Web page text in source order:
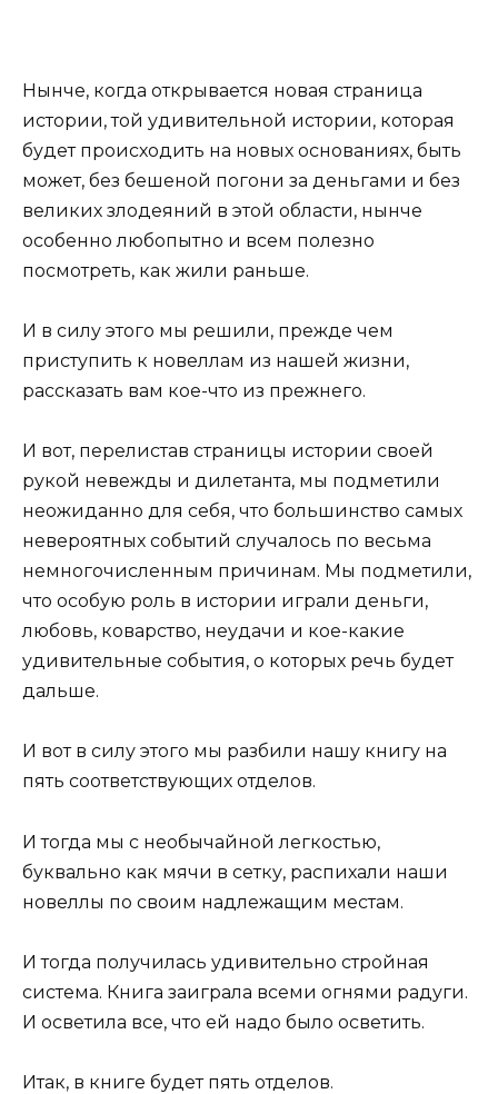
Нынче, когда открывается новая страница
истории, той удивительной истории, которая
будет происходить на новых основаниях, быть
может, без бешеной погони за деньгами и без
великих злодеяний в этой области, нынче
особенно любопытно и всем полезно
посмотреть, как жили раньше.
И в силу этого мы решили, прежде чем
приступить к новеллам из нашей жизни,
рассказать вам кое-что из прежнего.
И вот, перелистав страницы истории своей
рукой невежды и дилетанта, мы подметили
неожиданно для себя, что большинство самых
невероятных событий случалось по весьма
немногочисленным причинам. Мы подметили,
что особую роль в истории играли деньги,
любовь, коварство, неудачи и кое-какие
удивительные события, о которых речь будет
дальше.
И вот в силу этого мы разбили нашу книгу на
пять соответствующих отделов.
И тогда мы с необычайной легкостью,
буквально как мячи в сетку, распихали наши
новеллы по своим надлежащим местам.
И тогда получилась удивительно стройная
система. Книга заиграла всеми огнями радуги.
И осветила все, что ей надо было осветить.
Итак, в книге будет пять отделов.